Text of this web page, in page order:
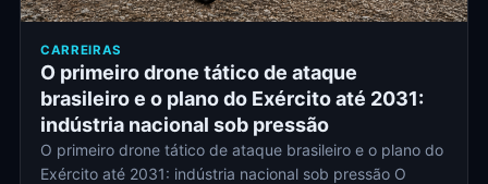
CARREIRAS
O primeiro drone tático de ataque
brasileiro e o plano do Exército até 2031:
indústria nacional sob pressão
O primeiro drone tático de ataque brasileiro e o plano do
Exército até 2031: indústria nacional sob pressão O